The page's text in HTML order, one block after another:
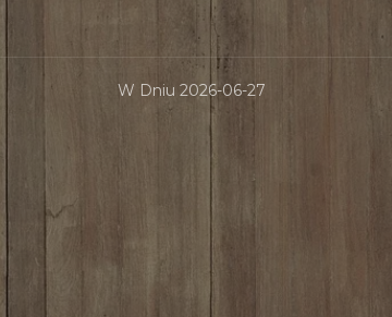
W Dniu 2026-06-27